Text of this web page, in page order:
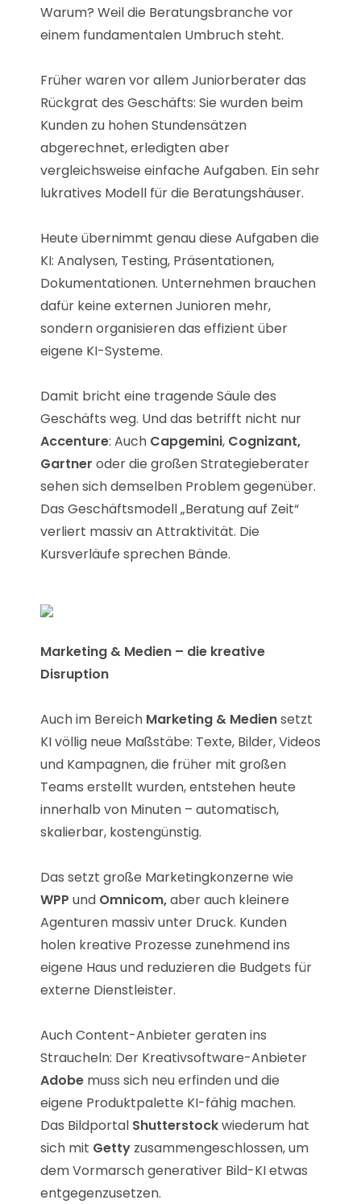
Warum? Weil die Beratungsbranche vor
einem fundamentalen Umbruch steht.
Früher waren vor allem Juniorberater das
Rückgrat des Geschäfts: Sie wurden beim
Kunden zu hohen Stundensätzen
abgerechnet, erledigten aber
vergleichsweise einfache Aufgaben. Ein sehr
lukratives Modell für die Beratungshäuser.
Heute übernimmt genau diese Aufgaben die
KI: Analysen, Testing, Präsentationen,
Dokumentationen. Unternehmen brauchen
dafür keine externen Junioren mehr,
sondern organisieren das effizient über
eigene KI-Systeme.
Damit bricht eine tragende Säule des
Geschäfts weg. Und das betrifft nicht nur
Accenture: Auch Capgemini, Cognizant,
Gartner oder die großen Strategieberater
sehen sich demselben Problem gegenüber.
Das Geschäftsmodell „Beratung auf Zeit“
verliert massiv an Attraktivität. Die
Kursverläufe sprechen Bände.
Marketing & Medien – die kreative
Disruption
Auch im Bereich Marketing & Mediensetzt
KI völlig neue Maßstäbe: Texte, Bilder, Videos
und Kampagnen, die früher mit großen
Teams erstellt wurden, entstehen heute
innerhalb von Minuten – automatisch,
skalierbar, kostengünstig.
Das setzt große Marketingkonzerne wie
WPP und Omnicom,aber auch kleinere
Agenturen massiv unter Druck. Kunden
holen kreative Prozesse zunehmend ins
eigene Haus und reduzieren die Budgets für
externe Dienstleister.
Auch Content-Anbieter geraten ins
Straucheln: Der Kreativsoftware-Anbieter
Adobe muss sich neu erfinden und die
eigene Produktpalette KI-fähig machen.
Das Bildportal Shutterstockwiederum hat
sich mit Getty zusammengeschlossen, um
dem Vormarsch generativer Bild-KI etwas
entgegenzusetzen.